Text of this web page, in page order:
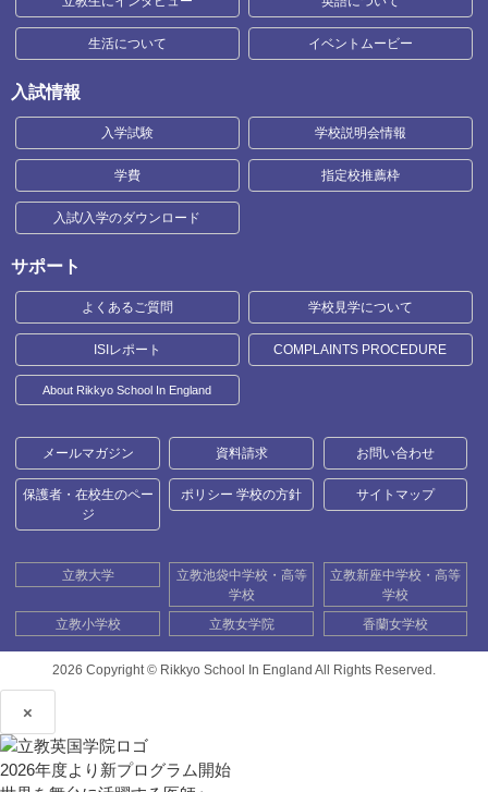
生活について イベントムービー
入試情報
入学試験 学校説明会情報
学費 指定校推薦枠
入試/入学のダウンロード
サポート
よくあるご質問 学校見学について
ISIレポート COMPLAINTS PROCEDURE
About Rikkyo School In England
メールマガジン 資料請求 お問い合わせ
保護者・在校生のペー
ジ
ポリシー 学校の方針 サイトマップ
立教大学
立教池袋中学校・高等
学校
立教新座中学校・高等
学校
立教小学校
立教女学院 香蘭女学校
2026 Copyright © Rikkyo School In England All Rights Reserved.
×
2026年度より新プログラム開始